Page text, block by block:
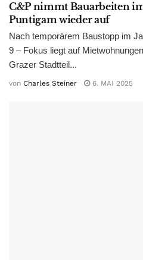
C&P nimmt Bauarbeiten
Puntigam wieder auf
Nach temporärem Baustopp im
9 – Fokus liegt auf
Grazer Stadtteil...
von Charles Steiner 6. MAI 2025